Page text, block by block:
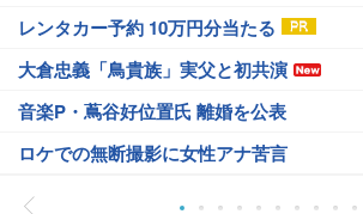
レンタカー予約 10万円分当たる
大倉忠義「鳥貴族」実父と初共演
音楽P・蔦谷好位置氏 離婚を公表
ロケでの無断撮影に女性アナ苦言